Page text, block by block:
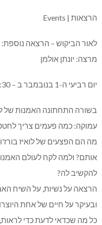
הרצאות | Events
לאור הביקוש – הרצאה נוספת:
מרצה: יונתן אולמן
יום רביעי ה-1 בנובמבר ב – 20:30 (משך ההרצאה כשעה וחצי)
בשורה התחתונה האמנות של
עמוקה: כמה פעמים צריך
מה הם הפצעים של לואיז
אותם? ולמה לקח לעולם
להקשיב לה?
ובעיקר על חיים של אחת
כל מה שכדאי לדעת כדי